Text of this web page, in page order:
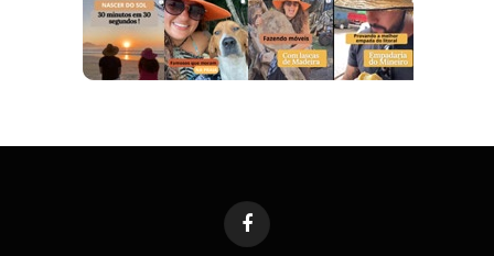
Facebook